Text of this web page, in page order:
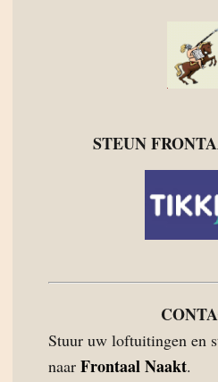
STEUN
Stuur uw loftuitingen en
naar Frontaal Naakt.